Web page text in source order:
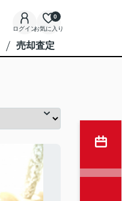
ログインお気に入り
0
売却査定